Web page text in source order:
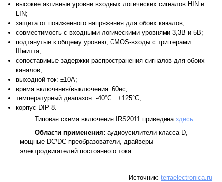
высокие активные уровни входных логических сигналов HIN и
LIN;
защита от пониженного напряжения для обоих каналов;
совместимость с входными логическими уровнями 3,3В и 5В;
подтянутые к общему уровню, CMOS-входы с триггерами
Шмитта;
сопоставимые задержки распространения сигналов для обоих
каналов;
выходной ток: ±10А;
время включения/выключения: 60нс;
температурный диапазон: -40°C…+125°C;
корпус DIP-8.
Типовая схема включения IRS2011 приведена здесь
Области применения: аудиоусилители класса D,
мощные DC/DC-преобразователи, драйверы
электродвигателей постоянного тока.
Источник: terraelectronica.ru